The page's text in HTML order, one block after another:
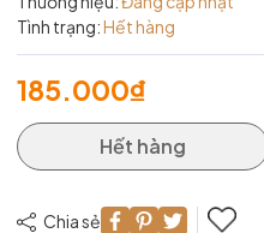
Tình trạng:Hết hàng
185.000₫
Hết hàng
Chia sẻ